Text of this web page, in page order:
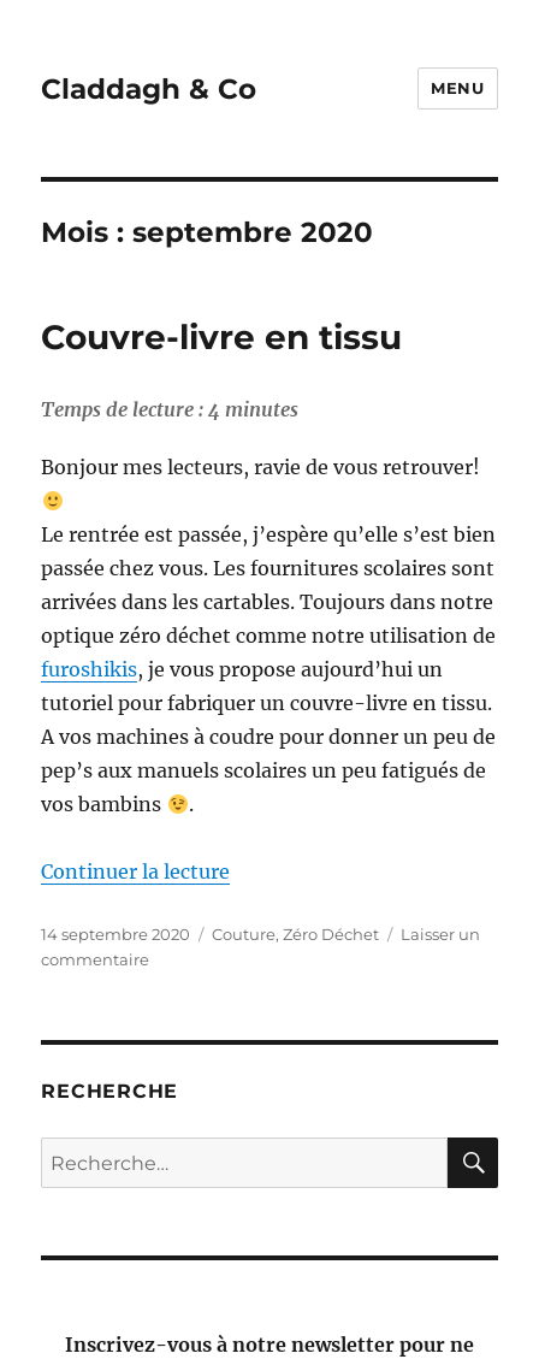
Claddagh & Co MENU
Mois :septembre 2020
Couvre-livre en tissu
Temps de lecture :4 minutes
Bonjour mes lecteurs, ravie de vous retrouver!
Le rentrée est passée, j’espère qu’elle s’est bien
passée chez vous. Les fournitures scolaires sont
arrivées dans les cartables. Toujours dans notre
optique zéro déchet comme notre utilisation de
furoshikis, je vous propose aujourd’hui un
tutoriel pour fabriquer un couvre-livre en tissu.
A vos machines à coudre pour donner un peu de
pep’s aux manuels scolaires un peu fatigués de
vos bambins
.
Continuer la lecture
Publié
le
14 septembre 2020 Catégories
Couture,Zéro Déchet
Laisser un
commentairesur
RECHERCHE
Recherche
pour :
Inscrivez-vous à notre newsletter pour ne